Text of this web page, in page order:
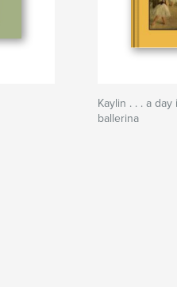
Kaylin . . . a
ballerina